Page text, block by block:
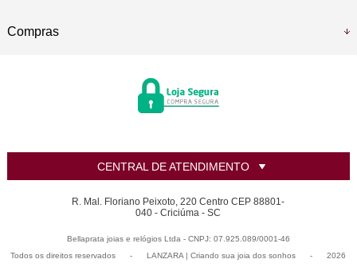
Compras
CENTRAL DE ATENDIMENTO
R. Mal. Floriano Peixoto, 220 Centro CEP 88801-
040 - Criciúma - SC
Bellaprata joias e relógios Ltda - CNPJ: 07.925.089/0001-46
Todos os direitos reservados
- LANZARA | Criando sua joia dos sonhos - 2026